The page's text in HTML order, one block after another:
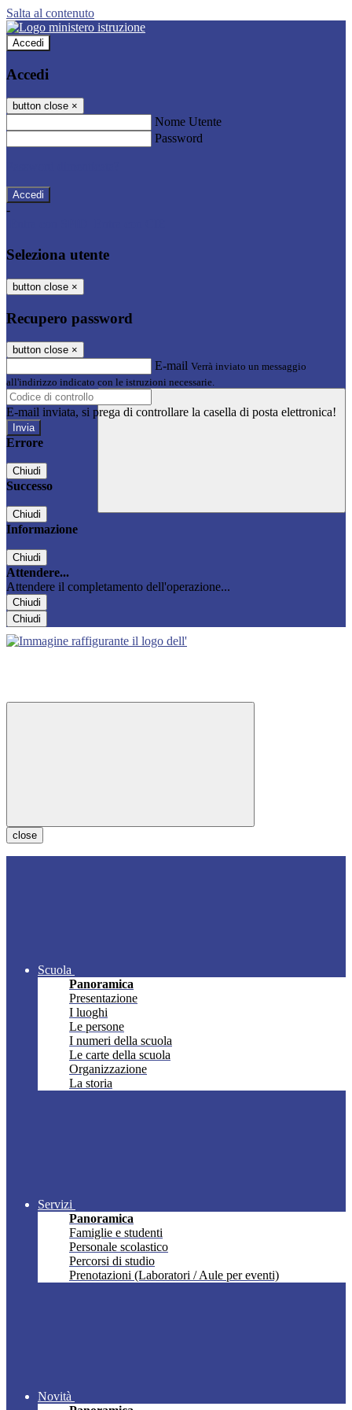
Salta al contenuto
Accedi
Accedi
button close ×
Nome Utente
Password
-
Seleziona utente
button close ×
Recupero password
button close ×
E-mail Verrà inviato un messaggio
all'indirizzo indicato con le istruzioni necessarie.
E-mail inviata, si prega di controllare la casella di posta elettronica!
Errore
Chiudi
Successo
Chiudi
Informazione
Chiudi
Attendere...
Attendere il completamento dell'operazione...
Chiudi
Chiudi
close
Scuola
Panoramica
Presentazione
I luoghi
Le persone
I numeri della scuola
Le carte della scuola
Organizzazione
La storia
Servizi
Panoramica
Famiglie e studenti
Personale scolastico
Percorsi di studio
Prenotazioni (Laboratori / Aule per eventi)
Novità